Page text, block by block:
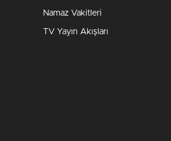
Namaz Vakitleri
TV Yayın Akışları